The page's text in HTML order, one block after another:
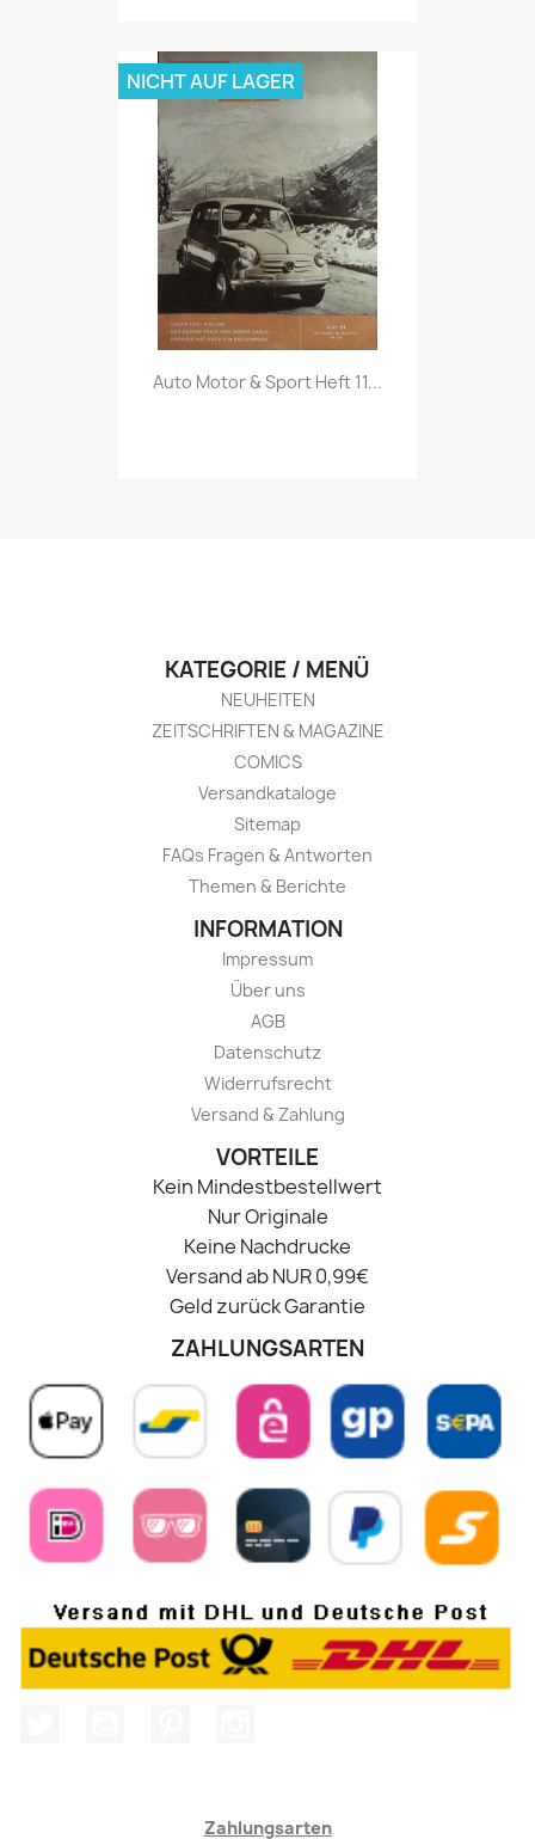
Vorschau
Auto Motor & Sport Heft 11...
NICHT AUF LAGER
KATEGORIE / MENÜ
NEUHEITEN
ZEITSCHRIFTEN & MAGAZINE
COMICS
Versandkataloge
Sitemap
FAQs Fragen & Antworten
Themen & Berichte
INFORMATION
Impressum
Über uns
AGB
Datenschutz
Widerrufsrecht
Versand & Zahlung
VORTEILE
Kein Mindestbestellwert
Nur Originale
Keine Nachdrucke
Versand ab NUR 0,99€
Geld zurück Garantie
ZAHLUNGSARTEN
Zahlungsarten